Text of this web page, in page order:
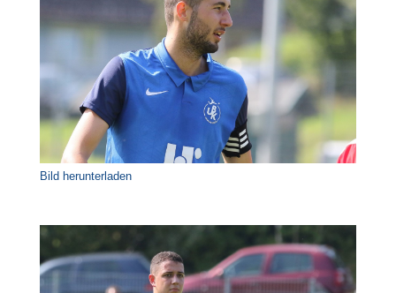
Bild herunterladen